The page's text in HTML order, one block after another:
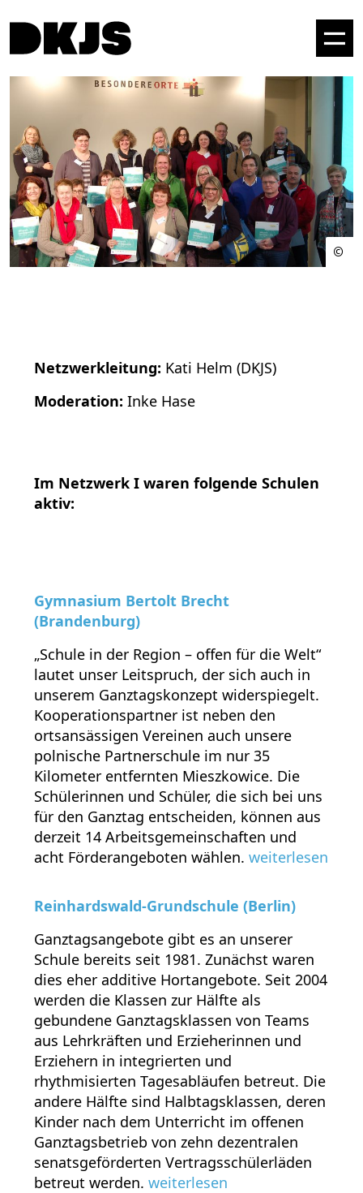
Netzwerkleitung: Kati Helm (DKJS)
Moderation: Inke Hase
Im Netzwerk I waren folgende Schulen
aktiv:
Gymnasium Bertolt Brecht
(Brandenburg)
„Schule in der Region – offen für die Welt“
lautet unser Leitspruch, der sich auch in
unserem Ganztagskonzept widerspiegelt.
Kooperationspartner ist neben den
ortsansässigen Vereinen auch unsere
polnische Partnerschule im nur 35
Kilometer entfernten Mieszkowice. Die
Schülerinnen und Schüler, die sich bei uns
für den Ganztag entscheiden, können aus
derzeit 14 Arbeitsgemeinschaften und
acht Förderangeboten wählen. weiterlesen
Reinhardswald-Grundschule (Berlin)
Ganztagsangebote gibt es an unserer
Schule bereits seit 1981. Zunächst waren
dies eher additive Hortangebote. Seit 2004
werden die Klassen zur Hälfte als
gebundene Ganztagsklassen von Teams
aus Lehrkräften und Erzieherinnen und
Erziehern in integrierten und
rhythmisierten Tagesabläufen betreut. Die
andere Hälfte sind Halbtagsklassen, deren
Kinder nach dem Unterricht im offenen
Ganztagsbetrieb von zehn dezentralen
senatsgeförderten Vertragsschülerläden
betreut werden. weiterlesen